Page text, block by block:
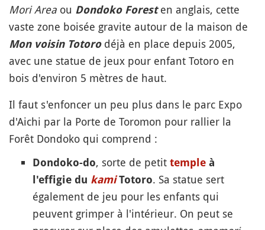
Mori Area ou Dondoko Foresten anglais, cette
vaste zone boisée gravite autour de la maison de
Mon voisin Totorodéjà en place depuis 2005,
avec une statue de jeux pour enfant Totoro en
bois d'environ 5 mètres de haut.
Il faut s'enfoncer un peu plus dans le parc Expo
d'Aichi par la Porte de Toromon pour rallier la
Forêt Dondoko qui comprend :
Dondoko-do, sorte de petit temple à
l'effigie du kamiTotoro. Sa statue sert
également de jeu pour les enfants qui
peuvent grimper à l'intérieur. On peut se